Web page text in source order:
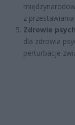
z
Zdrowie
dla zdrowia
perturbacje